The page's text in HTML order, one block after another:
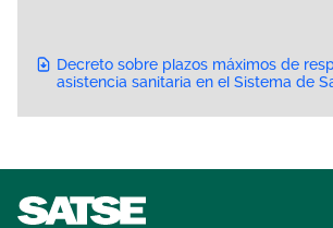
Decreto sobre plazos máximos de
asistencia sanitaria en el Sistema de